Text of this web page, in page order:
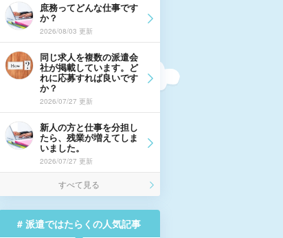
庶務ってどんな仕事です
か？
2026/08/03 更新
同じ求人を複数の派遣会
社が掲載しています。ど
れに応募すれば良いです
か？
2026/07/27 更新
新人の方と仕事を分担し
たら、残業が増えてしま
いました。
2026/07/27 更新
すべて見る
# 派遣ではたらくの人気記事